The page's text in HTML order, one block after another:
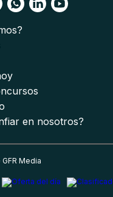
en nosotros?
Media